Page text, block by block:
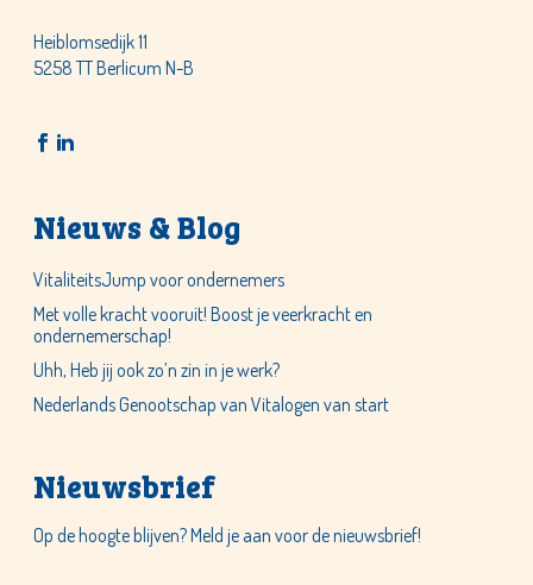
Heiblomsedijk 11
5258 TT Berlicum N-B
Nieuws & Blog
VitaliteitsJump voor ondernemers
Met volle kracht vooruit! Boost je veerkracht en
ondernemerschap!
Uhh, Heb jij ook zo’n zin in je werk?
Nederlands Genootschap van Vitalogen van start
Nieuwsbrief
Op de hoogte blijven? Meld je aan voor de nieuwsbrief!